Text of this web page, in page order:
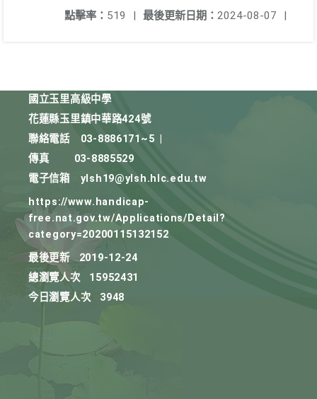
最後更新日期： 2024-08-07 |
點擊率： 519 |
國立玉里高級中學
花蓮縣玉里鎮中華路424號
聯絡電話
03-8886171~5
傳真
03-8885529
電子信箱
ylsh19@ylsh.hlc.edu.tw
https://www.handicap-
free.nat.gov.tw/Applications/Detail?
category=20200115132152
最後更新
2019-12-24
總瀏覽人次
15952431
今日瀏覽人次
3948